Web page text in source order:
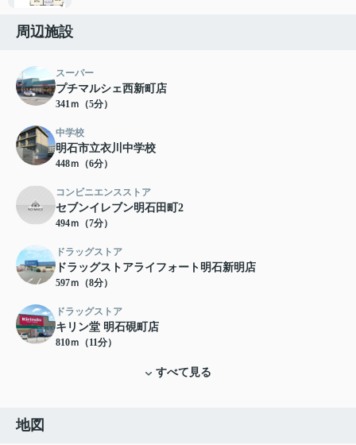
周辺施設
スーパー
プチマルシェ西新町店
341ｍ（5分）
中学校
明石市立衣川中学校
448ｍ（6分）
コンビニエンスストア
セブンイレブン明石田町2
494ｍ（7分）
ドラッグストア
ドラッグストアライフォート明石新明店
597ｍ（8分）
ドラッグストア
キリン堂 明石硯町店
810ｍ（11分）
すべて見る
地図